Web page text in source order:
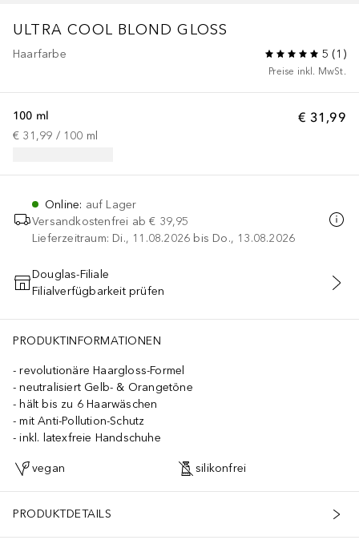
ULTRA COOL BLOND GLOSS
Haarfarbe 5 (1 )
Preise inkl. MwSt.
€ 31,99
100 ml
€ 31,99 / 100 ml
Online: auf Lager
Versandkostenfrei ab € 39,95
Lieferzeitraum: Di., 11.08.2026 bis Do., 13.08.2026
IN DEN WARENKORB
Douglas-Filiale
Filialverfügbarkeit prüfen
PRODUKTINFORMATIONEN
revolutionäre Haargloss-Formel
neutralisiert Gelb- & Orangetöne
hält bis zu 6 Haarwäschen
mit Anti-Pollution-Schutz
inkl. latexfreie Handschuhe
vegan silikonfrei
PRODUKTDETAILS